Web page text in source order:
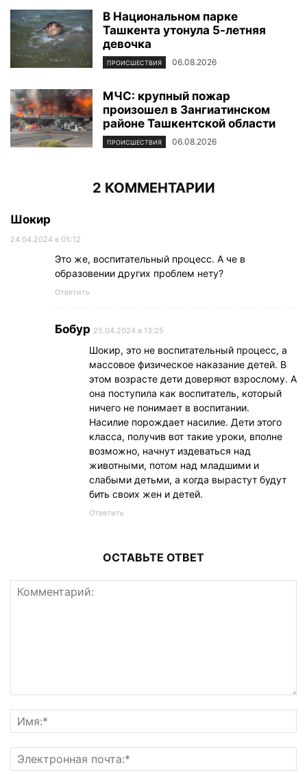
В Национальном парке
Ташкента утонула 5-летняя
девочка
ПРОИСШЕСТВИЯ 06.08.2026
МЧС: крупный пожар
произошел в Зангиатинском
районе Ташкентской области
ПРОИСШЕСТВИЯ 06.08.2026
2 КОММЕНТАРИИ
Шокир
24.04.2024 в 05:12
Это же, воспитательный процесс. А че в
образовении других проблем нету?
Ответить
Бобур 25.04.2024 в 13:25
Шокир, это не воспитательный процесс, а
массовое физическое наказание детей. В
этом возрасте дети доверяют взрослому. А
она поступила как воспитатель, который
ничего не понимает в воспитании.
Насилие порождает насилие. Дети этого
класса, получив вот такие уроки, вполне
возможно, начнут издеваться над
животными, потом над младшими и
слабыми детьми, а когда вырастут будут
бить своих жен и детей.
Ответить
ОСТАВЬТЕ ОТВЕТ